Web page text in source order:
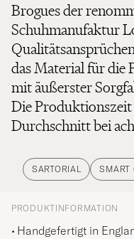
Brogues der
Schuhmanufaktur
das Material für die
mit äußerster
Die
Durchschnitt bei
SARTORIAL SMART
PRODUKTINFORMATION
Handgefertigt in